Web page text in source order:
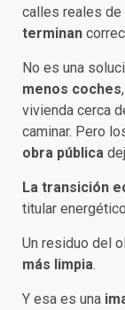
calles reales de
terminan
No es una
menos coches
vivienda cerca
caminar. Pero
obra pública
La transición
titular
Un residuo del
más limpia.
Y esa es una